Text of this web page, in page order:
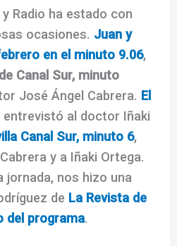
Radio ha estado con
ocasiones. Juan y
en el minuto 9.06,
Canal Sur, minuto
José Ángel Cabrera. El
entrevistó al doctor Iñaki
Canal Sur, minuto 6,
y a Iñaki Ortega.
jornada, nos hizo una
de La Revista de
del programa.